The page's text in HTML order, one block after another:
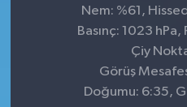
Nem: %61,
Basınç: 1023
Çiy
Görüş
Doğumu: 6:35,